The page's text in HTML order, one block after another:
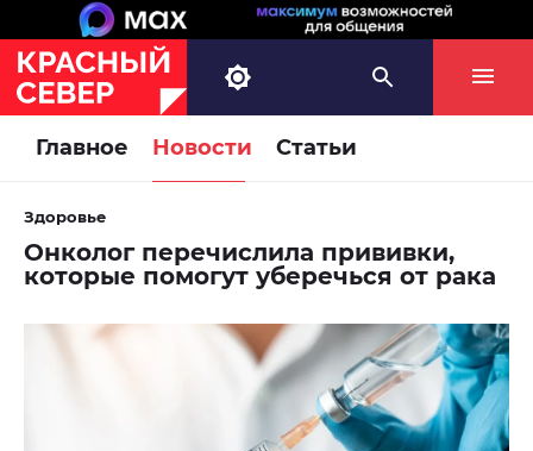
Главное Новости Статьи
Здоровье
Онколог перечислила прививки,
которые помогут уберечься от рака